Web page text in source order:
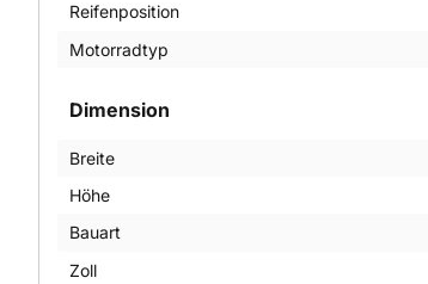
Dimension
Breite
Höhe
Bauart
Zoll
Reifenposition
Motorradtyp